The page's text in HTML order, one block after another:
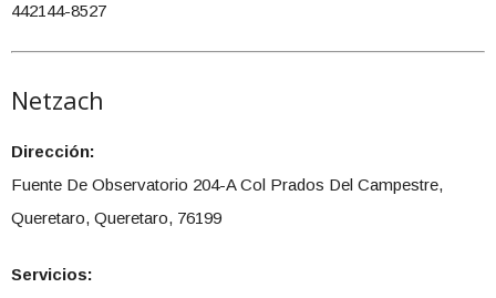
442144-8527
Netzach
Dirección:
Fuente De Observatorio 204-A Col Prados Del Campestre,
Queretaro, Queretaro, 76199
Servicios: